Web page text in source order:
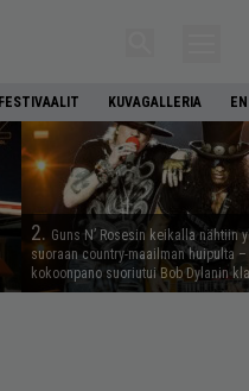
FESTIVAALIT KUVAGALLERIA
2. Guns N’ Rosesin keikalla nähtiin
suoraan country-maailman huipulta
kokoonpano suoriutui Bob Dylanin